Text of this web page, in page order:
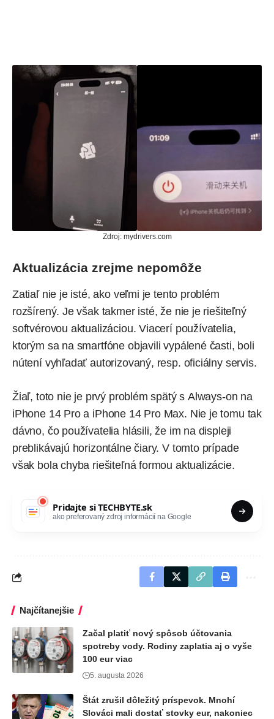
Zdroj: mydrivers.com
Aktualizácia zrejme nepomôže
Zatiaľ nie je isté, ako veľmi je tento problém
rozšírený. Je však takmer isté, že nie je riešiteľný
softvérovou aktualizáciou. Viacerí používatelia,
ktorým sa na smartfóne objavili vypálené časti, boli
nútení vyhľadať autorizovaný, resp. oficiálny servis.
Žiaľ, toto nie je prvý problém spätý s Always-on na
iPhone 14 Pro a iPhone 14 Pro Max. Nie je tomu tak
dávno, čo používatelia hlásili, že im na displeji
preblikávajú horizontálne čiary. V tomto prípade
však bola chyba riešiteľná formou aktualizácie.
Pridajte siTECHBYTE.sk
ako preferovaný zdroj informácií na Google
Najčítanejšie
Začal platiť nový spôsob účtovania
spotreby vody. Rodiny zaplatia aj o vyše
100 eur viac
5. augusta 2026
Štát zrušil dôležitý príspevok. Mnohí
Slováci mali dostať stovky eur, nakoniec